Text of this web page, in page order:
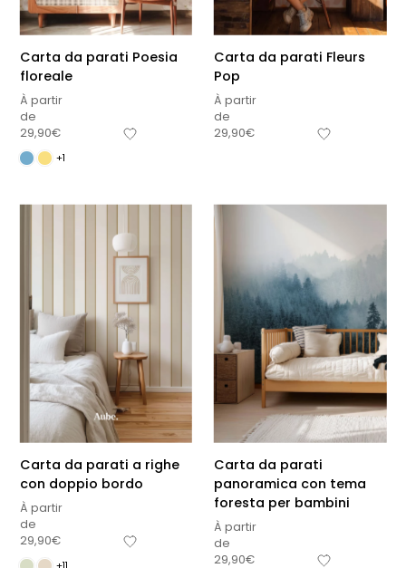
Carta da parati Poesia
floreale
À partir
de
29,90€
+1
Carta da parati Fleurs
Pop
À partir
de
29,90€
Carta da parati a righe
con doppio bordo
À partir
de
29,90€
Carta da parati
panoramica con tema
foresta per bambini
À partir
de
29,90€